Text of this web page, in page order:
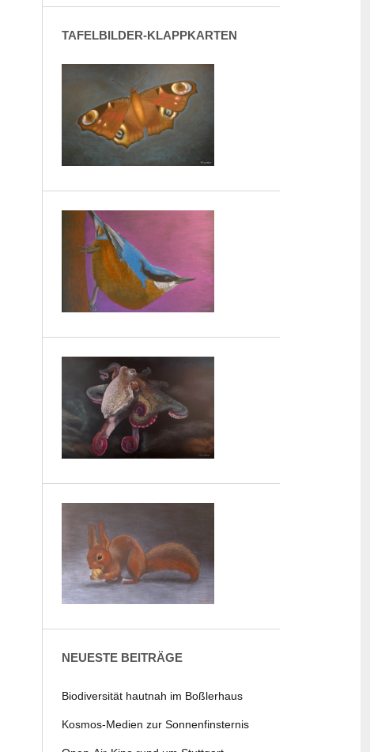
TAFELBILDER-KLAPPKARTEN
NEUESTE BEITRÄGE
Biodiversität hautnah im Boßlerhaus
Kosmos-Medien zur Sonnenfinsternis